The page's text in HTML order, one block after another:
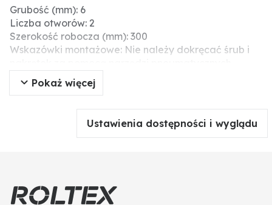
Grubość (mm): 6
Liczba otworów: 2
Szerokość robocza (mm): 300
Wskazówki montażowe: Nie należy dokręcać śrub i
ponieważ może to prowadzić do uszkodzenia części
roboczej (pęknięcia naprężeniowe).
Pokaż więcej
Ustawienia dostępności i wyglądu